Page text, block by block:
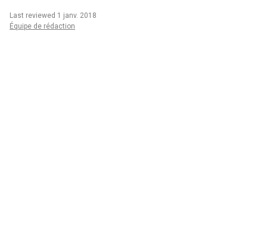
Last reviewed 1 janv. 2018
Équipe de rédaction